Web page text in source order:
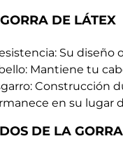
DE LÁTEX
Su
Mantiene tu
Construcción
en su lugar
DE LA GORRA